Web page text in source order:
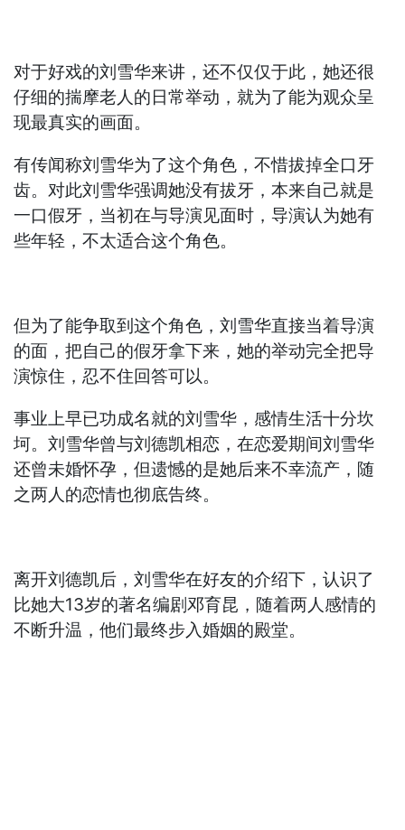
对于好戏的刘雪华来讲，还不仅仅于此，她还很
仔细的揣摩老人的日常举动，就为了能为观众呈
现最真实的画面。
有传闻称刘雪华为了这个角色，不惜拔掉全口牙
齿。对此刘雪华强调她没有拔牙，本来自己就是
一口假牙，当初在与导演见面时，导演认为她有
些年轻，不太适合这个角色。
但为了能争取到这个角色，刘雪华直接当着导演
的面，把自己的假牙拿下来，她的举动完全把导
演惊住，忍不住回答可以。
事业上早已功成名就的刘雪华，感情生活十分坎
坷。刘雪华曾与刘德凯相恋，在恋爱期间刘雪华
还曾未婚怀孕，但遗憾的是她后来不幸流产，随
之两人的恋情也彻底告终。
离开刘德凯后，刘雪华在好友的介绍下，认识了
比她大13岁的著名编剧邓育昆，随着两人感情的
不断升温，他们最终步入婚姻的殿堂。